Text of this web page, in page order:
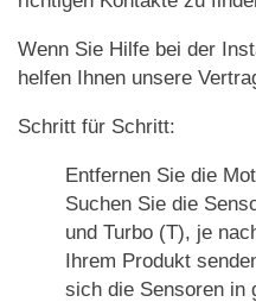
Wenn Sie Hilfe bei der
helfen Ihnen unsere
Schritt für Schritt:
Entfernen Sie die
Suchen Sie die
und Turbo (T), je
Ihrem Produkt
sich die Sensoren in